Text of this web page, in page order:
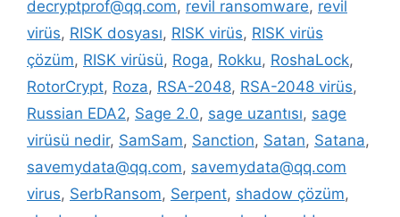
decryptprof@qq.com, revil ransomware, revil
virüs, RISK dosyası, RISK virüs, RISK virüs
çözüm, RISK virüsü, Roga, Rokku, RoshaLock,
RotorCrypt, Roza, RSA-2048, RSA-2048 virüs,
Russian EDA2, Sage 2.0, sage uzantısı, sage
virüsü nedir, SamSam, Sanction, Satan, Satana,
savemydata@qq.com, savemydata@qq.com
virus, SerbRansom, Serpent, shadow çözüm,